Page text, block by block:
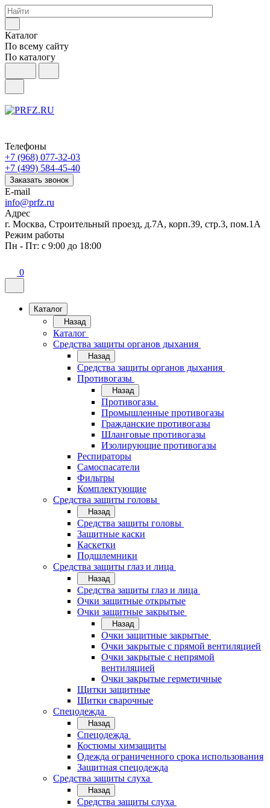
Каталог
По всему сайту
По каталогу
Телефоны
+7 (968) 077-32-03
+7 (499) 584-45-40
Заказать звонок
E-mail
info@prfz.ru
Адрес
г. Москва, Строительный проезд, д.7А, корп.39, стр.3, пом.1А
Режим работы
Пн - Пт: с 9:00 до 18:00
0
Каталог
Назад
Каталог
Средства защиты органов дыхания
Назад
Средства защиты органов дыхания
Противогазы
Назад
Противогазы
Промышленные противогазы
Гражданские противогазы
Шланговые противогазы
Изолирующие противогазы
Респираторы
Самоспасатели
Фильтры
Комплектующие
Средства защиты головы
Назад
Средства защиты головы
Защитные каски
Каскетки
Подшлемники
Средства защиты глаз и лица
Назад
Средства защиты глаз и лица
Очки защитные открытые
Очки защитные закрытые
Назад
Очки защитные закрытые
Очки закрытые с прямой вентиляцией
Очки закрытые с непрямой
вентиляцией
Очки закрытые герметичные
Щитки защитные
Щитки сварочные
Спецодежда
Назад
Спецодежда
Костюмы химзащиты
Одежда ограниченного срока использования
Защитная спецодежда
Средства защиты слуха
Назад
Средства защиты слуха